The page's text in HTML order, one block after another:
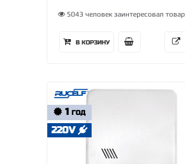
5043 человек заинтересовал
В КОРЗИНУ
1 ГОД
220V